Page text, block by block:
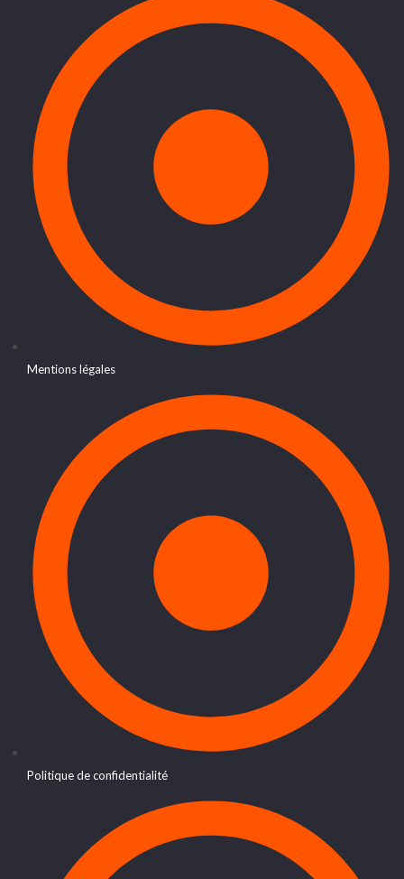
Mentions légales
Politique de confidentialité